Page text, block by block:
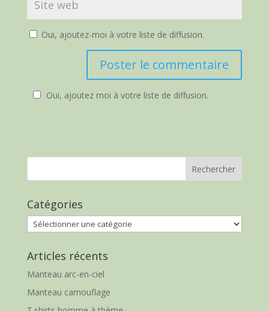
Oui, ajoutez-moi à votre liste de diffusion.
Oui, ajoutez moi à votre liste de diffusion.
Catégories
Catégories
Articles récents
Manteau arc-en-ciel
Manteau camouflage